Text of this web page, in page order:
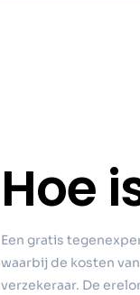
Hoe
Een gratis
waarbij de kosten
verzekeraar. De